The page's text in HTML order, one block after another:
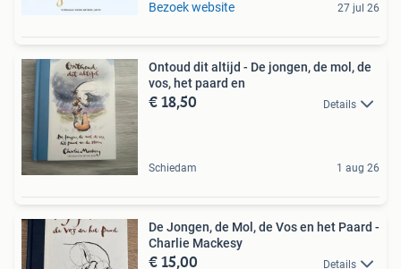
Bezoek website 27 jul 26
Ontoud dit altijd - De jongen, de mol, de
vos, het paard en
€ 18,50 Details
Schiedam 1 aug 26
De Jongen, de Mol, de Vos en het Paard -
Charlie Mackesy
€ 15,00 Details